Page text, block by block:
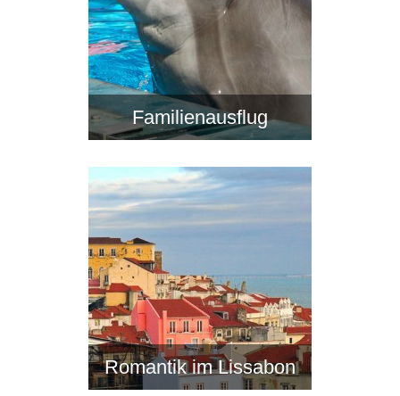
Familienausflug
Romantik im Lissabon